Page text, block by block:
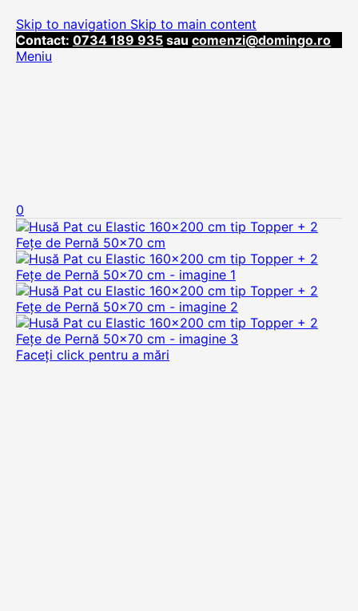
Skip to navigation Skip to main content
Contact: 0734 189 935 sau comenzi@domingo.ro
Meniu
0
Faceți click pentru a mări